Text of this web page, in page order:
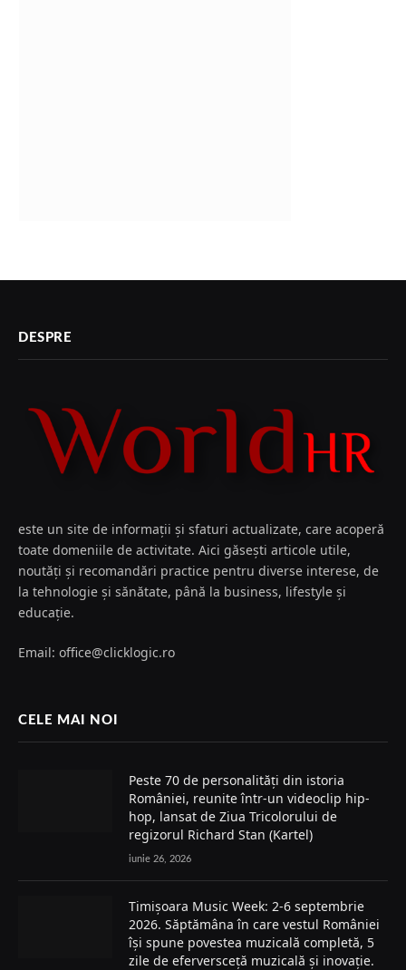
DESPRE
este un site de informații și sfaturi actualizate, care acoperă
toate domeniile de activitate. Aici găsești articole utile,
noutăți și recomandări practice pentru diverse interese, de
la tehnologie și sănătate, până la business, lifestyle și
educație.
Email: office@clicklogic.ro
CELE MAI NOI
Peste 70 de personalități din istoria
României, reunite într-un videoclip hip-
hop, lansat de Ziua Tricolorului de
regizorul Richard Stan (Kartel)
iunie 26, 2026
Timișoara Music Week: 2-6 septembrie
2026. Săptămâna în care vestul României
își spune povestea muzicală completă, 5
zile de eferversceță muzicală și inovație.